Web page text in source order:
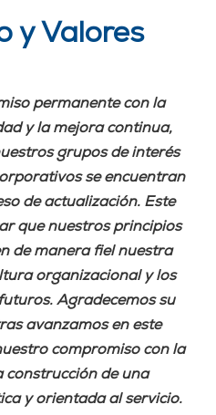
y Valores
permanente con la
y la mejora continua,
grupos de interés
se encuentran
de actualización. Este
que nuestros principios
de manera fiel nuestra
organizacional y los
Agradecemos su
avanzamos en este
compromiso con la
construcción de una
y orientada al servicio.